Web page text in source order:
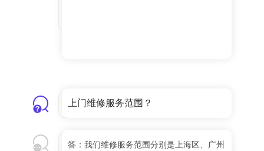
上门维修服务范围？
答：我们维修服务范围分别是上海区、广州